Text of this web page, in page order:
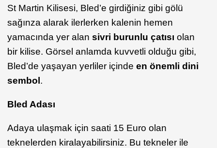
St Martin Kilisesi, Bled’e girdiğiniz gibi gölü
sağınza alarak ilerlerken kalenin hemen
yamacında yer alan sivri burunlu çatısı olan
bir kilise. Görsel anlamda kuvvetli olduğu gibi,
Bled’de yaşayan yerliler içinde en önemli dini
sembol.
Bled Adası
Adaya ulaşmak için saati 15 Euro olan
teknelerden kiralayabilirsiniz. Bu tekneler ile